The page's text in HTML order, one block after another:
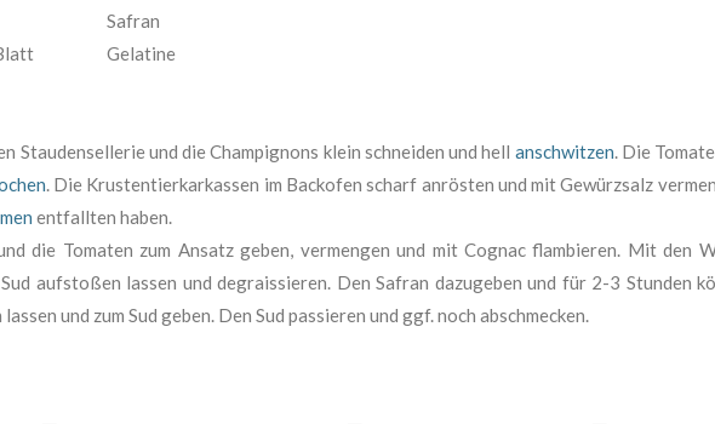
Safran
Gelatine
Staudensellerie und die Champignons klein schneiden und hell anschwitzen. Die
. Die Krustentierkarkassen im Backofen scharf anrösten und mit Gewürzsalz
entfallten haben.
die Tomaten zum Ansatz geben, vermengen und mit Cognac flambieren. Mit den
aufstoßen lassen und degraissieren. Den Safran dazugeben und für 2-3 Stunden
und zum Sud geben. Den Sud passieren und ggf. noch abschmecken.